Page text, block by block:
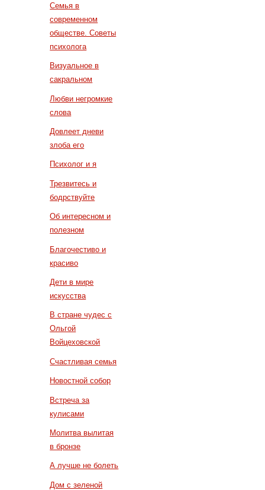
Семья в
современном
обществе. Советы
психолога
Визуальное в
сакральном
Любви негромкие
слова
Довлеет дневи
злоба его
Психолог и я
Трезвитесь и
бодрствуйте
Об интересном и
полезном
Благочестиво и
красиво
Дети в мире
искусства
В стране чудес с
Ольгой
Войцеховской
Счастливая семья
Новостной собор
Встреча за
кулисами
Молитва вылитая
в бронзе
А лучше не болеть
Дом с зеленой